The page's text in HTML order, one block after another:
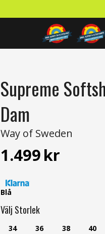
Supreme
Dam
Way of Sweden
1.499kr
Blå
Välj Storlek
34 36 38 40